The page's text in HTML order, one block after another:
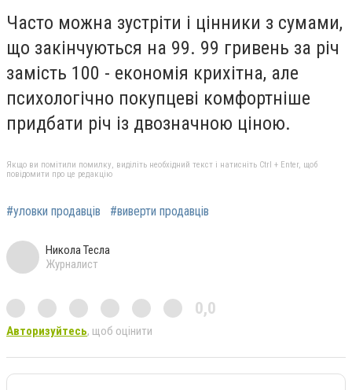
Часто можна зустріти і цінники з сумами,
що закінчуються на 99. 99 гривень за річ
замість 100 - економія крихітна, але
психологічно покупцеві комфортніше
придбати річ із двозначною ціною.
Якщо ви помітили помилку, виділіть необхідний текст і натисніть Ctrl + Enter, щоб
повідомити про це редакцію
#уловки продавців #виверти продавців
Никола Тесла
Журналист
0,0
Авторизуйтесь, щоб оцінити